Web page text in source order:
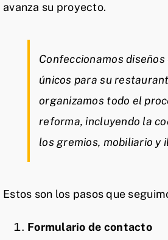
avanza su proyecto.
Confeccionamos
únicos para su
organizamos todo el
reforma, incluyendo la
los gremios, mobiliario y
Estos son los pasos que
Formulario de contacto